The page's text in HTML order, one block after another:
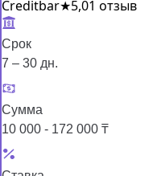
Creditbar★5,01 отзыв
Срок
7 – 30 дн.
Сумма
10 000 - 172 000 ₸